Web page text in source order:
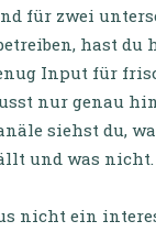
für zwei
hast du
Input für
nur genau
siehst du,
und was nicht.
nicht ein